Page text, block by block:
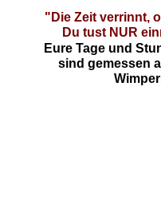
"Die Zeit verrinnt,
Du tust NUR
Eure Tage und
sind gemessen